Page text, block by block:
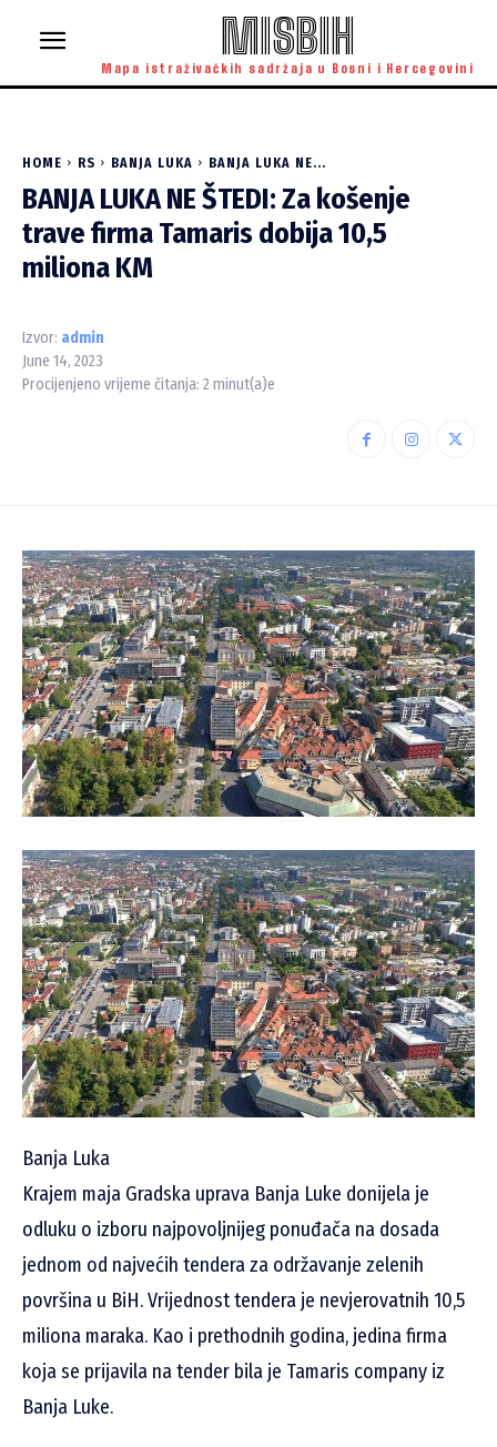
MISBIH
Mapa istraživačkih sadržaja u Bosni i Hercegovini
HOME RS BANJA LUKA BANJA LUKA NE...
BANJA LUKA NE ŠTEDI: Za košenje
trave firma Tamaris dobija 10,5
miliona KM
Izvor: admin
June 14, 2023
Procijenjeno vrijeme čitanja: 2 minut(a)e
Banja Luka
Krajem maja Gradska uprava Banja Luke donijela je
odluku o izboru najpovoljnijeg ponuđača na dosada
jednom od najvećih tendera za održavanje zelenih
površina u BiH. Vrijednost tendera je nevjerovatnih 10,5
miliona maraka. Kao i prethodnih godina, jedina firma
koja se prijavila na tender bila je Tamaris company iz
Banja Luke.